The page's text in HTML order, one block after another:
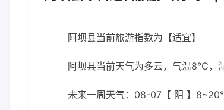
阿坝县当前旅游指数为【适宜】
阿坝县当前天气为多云，气温8℃，
未来一周天气：08-07【 阴 】